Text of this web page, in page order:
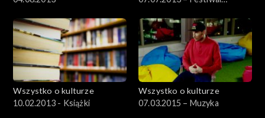
Wszystko o kulturze
10.02.2013 - Książki
Wszystko o kulturze
07.03.2015 – Muzyka